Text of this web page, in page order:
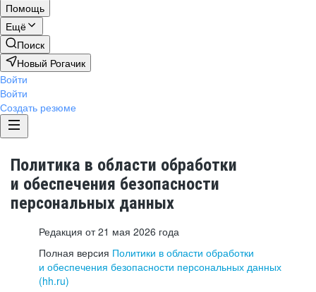
Помощь
Ещё
Поиск
Новый Рогачик
Войти
Войти
Создать резюме
Политика в области обработки
и обеспечения безопасности
персональных данных
Редакция от 21 мая 2026 года
Полная версия Политики в области обработки
и обеспечения безопасности персональных данных
(hh.ru)